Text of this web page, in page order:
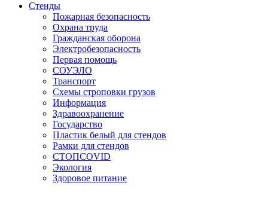
Стенды
Пожарная безопасность
Охрана труда
Гражданская оборона
Электробезопасность
Первая помощь
СОУЭЛО
Транспорт
Схемы строповки грузов
Информация
Здравоохранение
Государство
Пластик белый для стендов
Рамки для стендов
СТОПCOVID
Экология
Здоровое питание